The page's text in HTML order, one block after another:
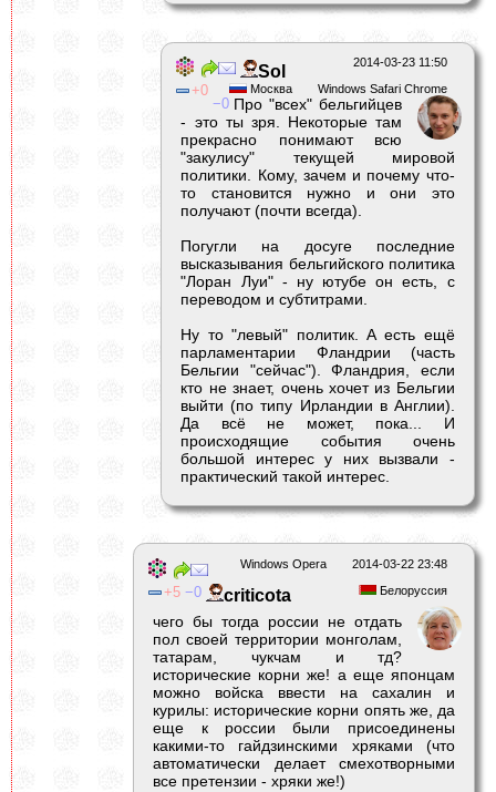
2014-03-23 11:50
Windows Safari Chrome
Москва
0
0
Sol
Про "всех" бельгийцев
- это ты зря. Некоторые там
прекрасно понимают всю
"закулису" текущей мировой
политики. Кому, зачем и почему что-
то становится нужно и они это
получают (почти всегда).
Погугли на досуге последние
высказывания бельгийского политика
"Лоран Луи" - ну ютубе он есть, с
переводом и субтитрами.
Ну то "левый" политик. А есть ещё
парламентарии Фландрии (часть
Бельгии "сейчас"). Фландрия, если
кто не знает, очень хочет из Бельгии
выйти (по типу Ирландии в Англии).
Да всё не может, пока... И
происходящие события очень
большой интерес у них вызвали -
практический такой интерес.
2014-03-22 23:48
Windows Opera
Белоруссия
5 0 criticota
чего бы тогда россии не отдать
пол своей территории монголам,
татарам, чукчам и тд?
исторические корни же! а еще японцам
можно войска ввести на сахалин и
курилы: исторические корни опять же, да
еще к россии были присоединены
какими-то гайдзинскими хряками (что
автоматически делает смехотворными
все претензии - хряки же!)